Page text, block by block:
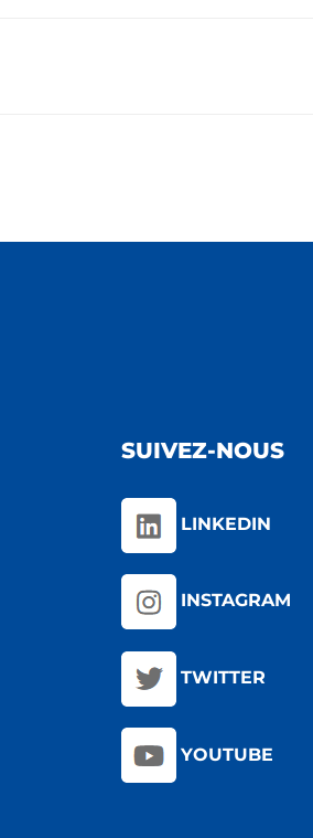
SUIVEZ-NOUS
LINKEDIN
INSTAGRAM
TWITTER
YOUTUBE